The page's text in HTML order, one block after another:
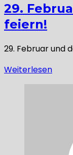
29.
feiern!
29. Februar und
Weiterlesen